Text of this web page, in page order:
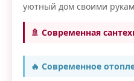
уютный дом своими
🚿 Современная
🔥 Современное